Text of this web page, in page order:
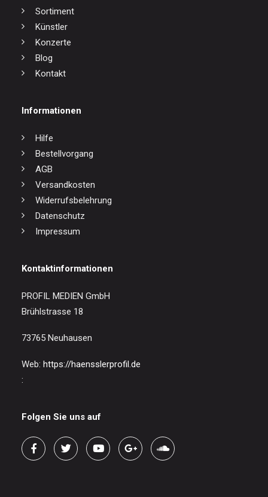
Sortiment
Künstler
Konzerte
Blog
Kontakt
Informationen
Hilfe
Bestellvorgang
AGB
Versandkosten
Widerrufsbelehrung
Datenschutz
Impressum
Kontaktinformationen
PROFIL MEDIEN GmbH
Brühlstrasse 18
73765 Neuhausen
Web: https://haensslerprofil.de
:
Folgen Sie uns auf